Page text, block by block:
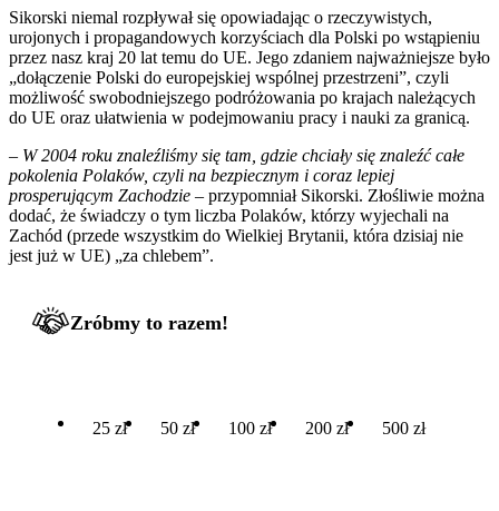
Sikorski niemal rozpływał się opowiadając o rzeczywistych,
urojonych i propagandowych korzyściach dla Polski po wstąpieniu
przez nasz kraj 20 lat temu do UE. Jego zdaniem najważniejsze było
„dołączenie Polski do europejskiej wspólnej przestrzeni”, czyli
możliwość swobodniejszego podróżowania po krajach należących
do UE oraz ułatwienia w podejmowaniu pracy i nauki za granicą.
– W 2004 roku znaleźliśmy się tam, gdzie chciały się znaleźć całe
pokolenia Polaków, czyli na bezpiecznym i coraz lepiej
prosperującym Zachodzie – przypomniał Sikorski. Złośliwie można
dodać, że świadczy o tym liczba Polaków, którzy wyjechali na
Zachód (przede wszystkim do Wielkiej Brytanii, która dzisiaj nie
jest już w UE) „za chlebem”.
Zróbmy to razem!
25 zł 50 zł 100 zł 200 zł 500 zł